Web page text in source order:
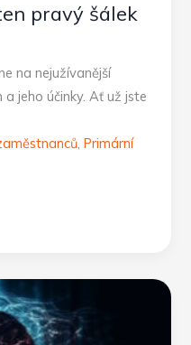
pravý šálek
na nejužívanější
jeho účinky. Ať už jste
,Primární